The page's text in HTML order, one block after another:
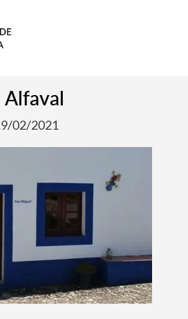
02/2021